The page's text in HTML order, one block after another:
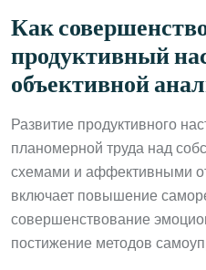
Как
продуктивный
объективной
Развитие продуктивного
планомерной труда над
схемами и аффективными
включает повышение
совершенствование
постижение методов